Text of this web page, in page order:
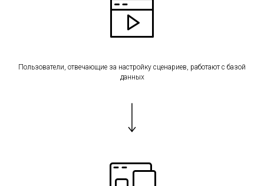
Пользователи, отвечающие за настройку сценариев, работают с базой
данных